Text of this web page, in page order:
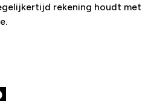
rekening houdt met